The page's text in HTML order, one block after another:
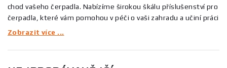
chod vašeho čerpadla. Nabízíme širokou škálu příslušenství pro
čerpadla, které vám pomohou v péči o vaši zahradu a učiní práci
s čerpadly jednodušší a pohodlnější.
V naší nabídce naleznete filtry pro různé typy čerpadel, které
chrání vaše čerpadlo před poškozením tím, že zabrání nasátí
Zobrazit více ...